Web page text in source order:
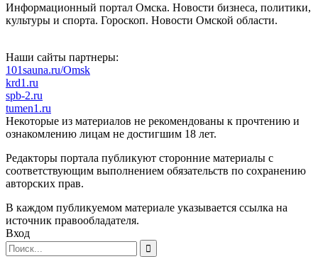
Информационный портал Омска. Новости бизнеса, политики,
культуры и спорта. Гороскоп. Новости Омской области.
Наши сайты партнеры:
101sauna.ru/Omsk
krd1.ru
spb-2.ru
tumen1.ru
Некоторые из материалов не рекомендованы к прочтению и
ознакомлению лицам не достигшим 18 лет.
Редакторы портала публикуют сторонние материалы с
соответствующим выполнением обязательств по сохранению
авторских прав.
В каждом публикуемом материале указывается ссылка на
источник правообладателя.
Вход